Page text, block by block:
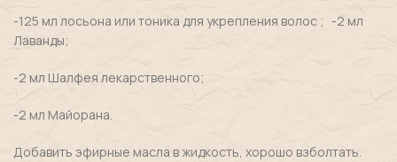
-125 мл лосьона или тоника для укрепления волос ; -2 мл
Лаванды;
-2 мл Шалфея лекарственного;
-2 мл Майорана.
Добавить эфирные масла в жидкость, хорошо взболтать.